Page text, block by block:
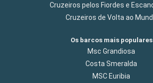
Cruzeiros pelos Fiordes e
Cruzeiros de Volta ao
Os barcos mais populares
Msc Grandiosa
Costa Smeralda
MSC Euribia